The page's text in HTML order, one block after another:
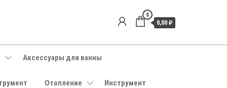
0
0,00 ₽
Аксессуары для ванны
Отопление Инструмент